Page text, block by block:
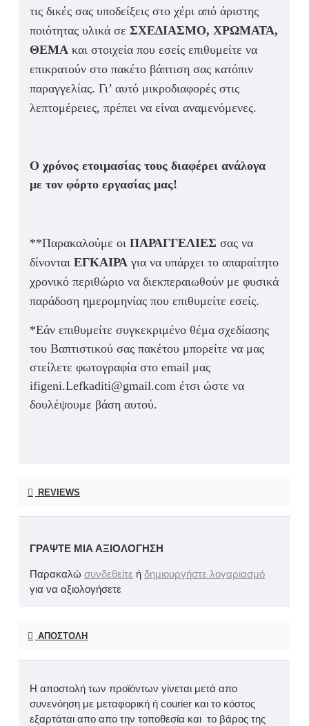
τις δικές σας υποδείξεις στο χέρι από άριστης
ποιότητας υλικά σε ΣΧΕΔΙΑΣΜΟ, ΧΡΩΜΑΤΑ,
ΘΕΜΑ και στοιχεία που εσείς επιθυμείτε να
επικρατούν στο πακέτο βάπτιση σας κατόπιν
παραγγελίας. Γι’ αυτό μικροδιαφορές στις
λεπτομέρειες, πρέπει να είναι αναμενόμενες.
Ο χρόνος ετοιμασίας τους διαφέρει ανάλογα
με τον φόρτο εργασίας μας!
**Παρακαλούμε οι ΠΑΡΑΓΓΕΛΙΕΣ σας να
δίνονται ΕΓΚΑΙΡΑ για να υπάρχει το απαραίτητο
χρονικό περιθώριο να διεκπεραιωθούν με φυσικά
παράδοση ημερομηνίας που επιθυμείτε εσείς.
*Εάν επιθυμείτε συγκεκριμένο θέμα σχεδίασης
του Βαπτιστικού σας πακέτου μπορείτε να μας
στείλετε φωτογραφία στο email μας
ifigeni.Lefkaditi@gmail.com έτσι ώστε να
δουλέψουμε βάση αυτού.
REVIEWS
ΓΡΆΨΤΕ ΜΙΑ ΑΞΙΟΛΌΓΗΣΗ
Παρακαλώ συνδεθείτε ή δημιουργήστε λογαριασμό
για να αξιολογήσετε
ΑΠΟΣΤΟΛΉ
Η αποστολή των προϊόντων γίνεται μετά απο
συνενόηση με μεταφορική ή courier και το κόστος
εξαρτάται απο απο την τοποθεσία και το βάρος της